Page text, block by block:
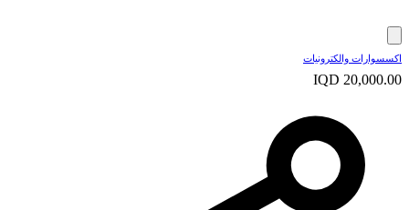
اكسسوارات والكترونيات
IQD 20,000.00